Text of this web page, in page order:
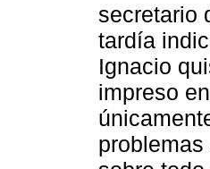
secretario
tardía
Ignacio
impreso